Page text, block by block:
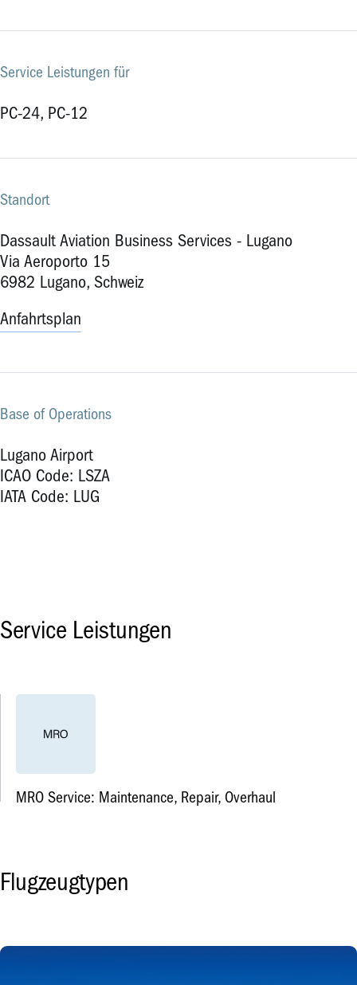
Service Leistungen für
PC-24, PC-12
Standort
Dassault Aviation Business Services - Lugano
Via Aeroporto 15
6982 Lugano, Schweiz
Anfahrtsplan
Base of Operations
Lugano Airport
ICAO Code: LSZA
IATA Code: LUG
Service Leistungen
MRO Service: Maintenance, Repair, Overhaul
Flugzeugtypen